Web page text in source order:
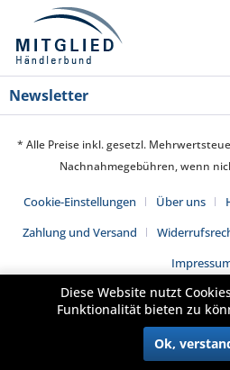
Newsletter
* Alle Preise inkl. gesetzl.
Nachnahmegebühren, wenn
Cookie-Einstellungen Über uns
Zahlung und Versand
Diese Website nutzt
Funktionalität bieten zu
Ok,